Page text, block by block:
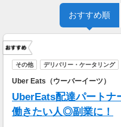
おすすめ順
その他 デリバリー・ケータリング
Uber Eats（ウーバーイーツ）
UberEats配達パートナ
働きたい人◎副業に！